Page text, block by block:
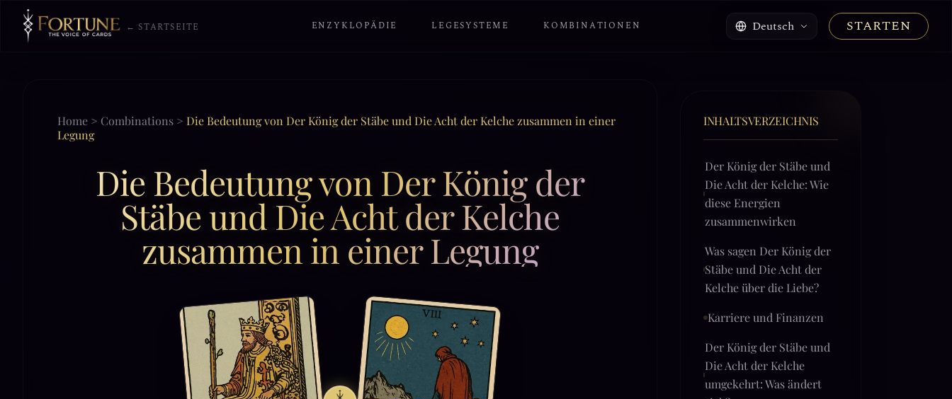
← STARTSEITE ENZYKLOPÄDIE LEGESYSTEME KOMBINATIONEN Deutsch STARTEN
Home > Combinations > Die Bedeutung von Der König der Stäbe und Die Acht der Kelche zusammen in einer
Legung
Die Bedeutung von Der König der
Stäbe und Die Acht der Kelche
zusammen in einer Legung
Die Acht der Kelche: Wie
diese Energien
zusammenwirken
Stäbe und Die Acht der
Kelche über die Liebe?
Die Acht der Kelche
umgekehrt: Was ändert
sich?